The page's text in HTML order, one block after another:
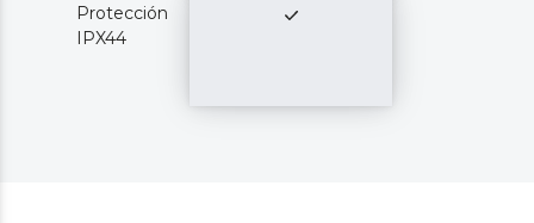
Protección
IPX44